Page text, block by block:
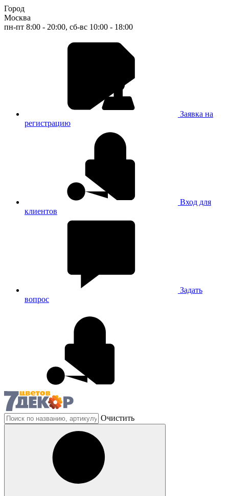
Город
Москва
пн-пт 8:00 - 20:00, сб-вс 10:00 - 18:00
Заявка на
регистрацию
Вход для
клиентов
Задать
вопрос
Очистить